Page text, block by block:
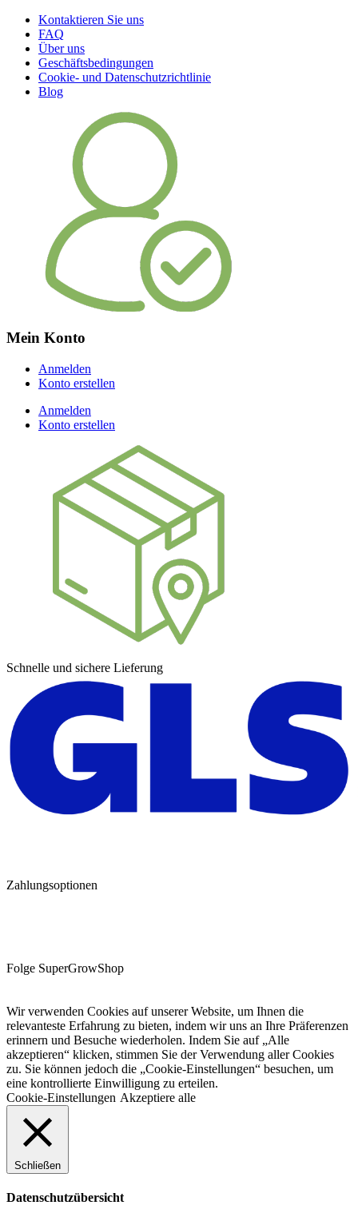
Kontaktieren Sie uns
FAQ
Über uns
Geschäftsbedingungen
Cookie- und Datenschutzrichtlinie
Blog
Mein Konto
Anmelden
Konto erstellen
Anmelden
Konto erstellen
Schnelle und sichere Lieferung
Zahlungsoptionen
Folge SuperGrowShop
Wir verwenden Cookies auf unserer Website, um Ihnen die
relevanteste Erfahrung zu bieten, indem wir uns an Ihre Präferenzen
erinnern und Besuche wiederholen. Indem Sie auf „Alle
akzeptieren“ klicken, stimmen Sie der Verwendung aller Cookies
zu. Sie können jedoch die „Cookie-Einstellungen“ besuchen, um
eine kontrollierte Einwilligung zu erteilen.
Cookie-Einstellungen Akzeptiere alle
Schließen
Datenschutzübersicht